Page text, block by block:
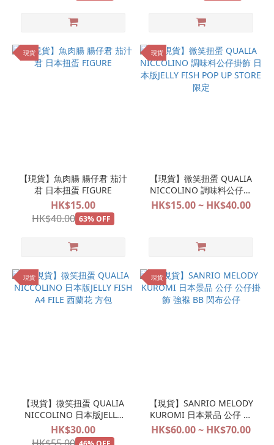
現貨
【現貨】魚肉腸 腸仔君 茄汁
君 日本扭蛋 FIGURE
HK$15.00
HK$40.00 63% OFF
現貨
【現貨】微笑扭蛋 QUALIA
NICCOLINO 調味料公仔掛
飾 日本版JELLY FISH POP
UP STORE限定
HK$15.00 ~ HK$40.00
現貨
【現貨】微笑扭蛋 QUALIA
NICCOLINO 日本版JELLY
FISH A4 FILE 西蘭花 方包
HK$30.00
現貨
【現貨】SANRIO MELODY
KUROMI 日本景品 公仔 公
仔掛飾 強褓 BB 閃布公仔
HK$60.00 ~ HK$70.00